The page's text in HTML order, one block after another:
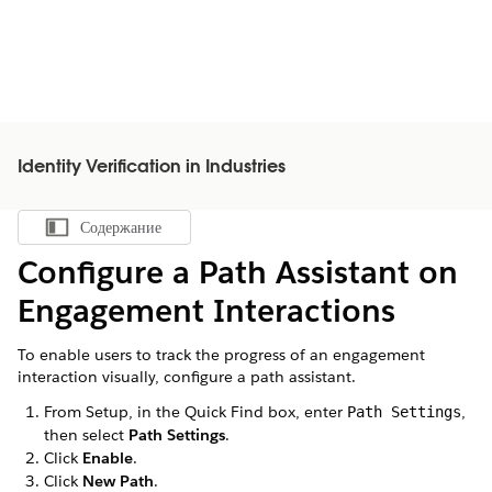
Identity Verification in Industries
Показать содержание
Содержание
Configure a Path Assistant on
Engagement Interactions
To enable users to track the progress of an engagement
interaction visually, configure a path assistant.
From Setup, in the Quick Find box, enter Path Settings,
then select Path Settings.
Click Enable.
Click New Path.